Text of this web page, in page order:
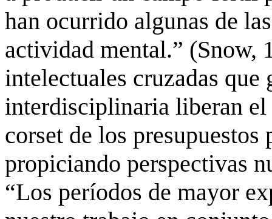
han ocurrido algunas de
actividad mental.” (Snow,
intelectuales cruzadas que
interdisciplinaria liberan
corset de los
propiciando perspectivas
“Los períodos de mayor